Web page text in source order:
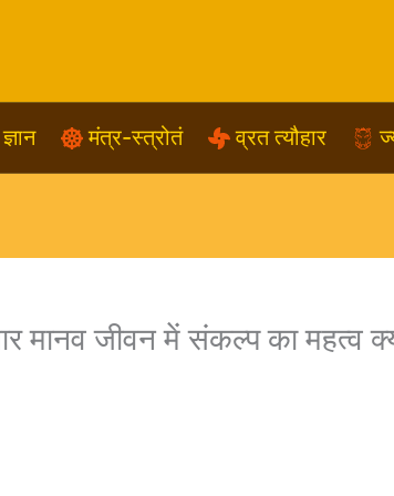
मंत्र-स्त्रोतं व्रत त्यौहार
मानव जीवन में संकल्प का महत्व